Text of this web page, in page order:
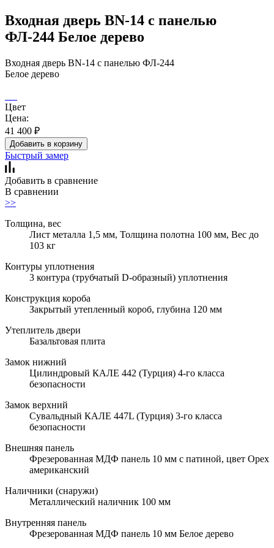
Входная дверь BN-14 с панелью
ФЛ-244 Белое дерево
Входная дверь BN-14 с панелью ФЛ-244
Белое дерево
Цвет
Цена:
41 400 ₽
Добавить в корзину
Быстрый замер
Добавить в сравнение
В сравнении
>>
Толщина, вес
Лист металла 1,5 мм, Толщина полотна 100 мм, Вес до
103 кг
Контуры уплотнения
3 контура (трубчатый D-образный) уплотнения
Конструкция короба
Закрытый утепленный короб, глубина 120 мм
Утеплитель двери
Базальтовая плита
Замок нижний
Цилиндровый КАЛЕ 442 (Турция) 4-го класса
безопасности
Замок верхний
Сувальдный КАЛЕ 447L (Турция) 3-го класса
безопасности
Внешняя панель
Фрезерованная МДФ панель 10 мм с патиной, цвет Орех
американский
Наличники (снаружи)
Металлический наличник 100 мм
Внутренняя панель
Фрезерованная МДФ панель 10 мм Белое дерево